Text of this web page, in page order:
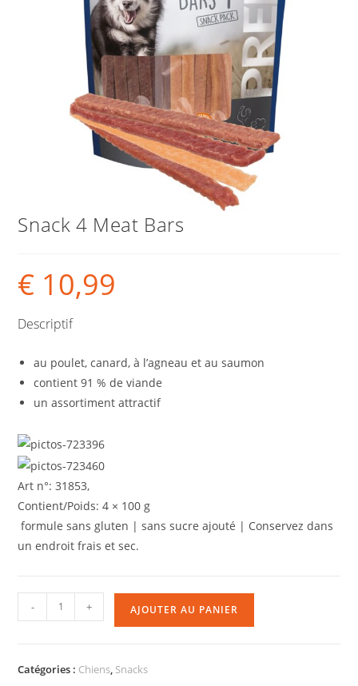
Snack 4 Meat Bars
€ 10,99
Descriptif
au poulet, canard, à l’agneau et au saumon
contient 91 % de viande
un assortiment attractif
Art n°: 31853,
Contient/Poids: 4 × 100 g
formule sans gluten | sans sucre ajouté | Conservez dans
un endroit frais et sec.
- + AJOUTER AU PANIER
Catégories : Chiens, Snacks